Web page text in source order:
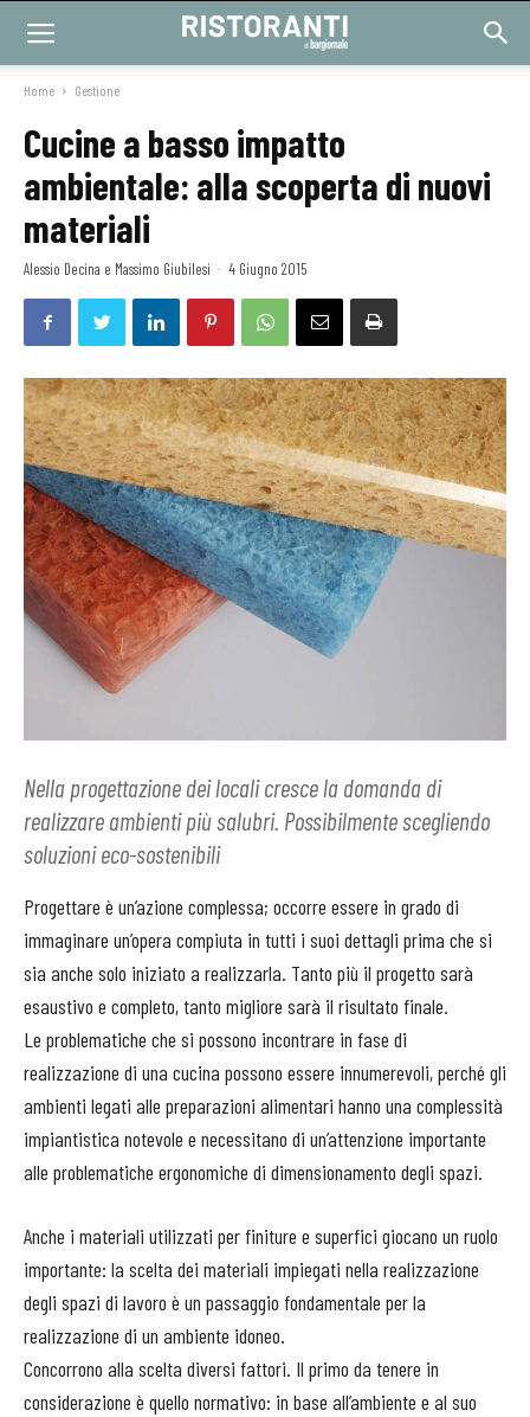
Home Gestione
Cucine a basso impatto
ambientale: alla scoperta di nuovi
materiali
Alessio Decina e Massimo Giubilesi - 4 Giugno 2015
Nella progettazione dei locali cresce la domanda di
realizzare ambienti più salubri. Possibilmente scegliendo
soluzioni eco-sostenibili
Progettare è un’azione complessa; occorre essere in grado di
immaginare un’opera compiuta in tutti i suoi dettagli prima che si
sia anche solo iniziato a realizzarla. Tanto più il progetto sarà
esaustivo e completo, tanto migliore sarà il risultato finale.
Le problematiche che si possono incontrare in fase di
realizzazione di una cucina possono essere innumerevoli, perché gli
ambienti legati alle preparazioni alimentari hanno una complessità
impiantistica notevole e necessitano di un’attenzione importante
alle problematiche ergonomiche di dimensionamento degli spazi.
Anche i materiali utilizzati per finiture e superfici giocano un ruolo
importante: la scelta dei materiali impiegati nella realizzazione
degli spazi di lavoro è un passaggio fondamentale per la
realizzazione di un ambiente idoneo.
Concorrono alla scelta diversi fattori. Il primo da tenere in
considerazione è quello normativo: in base all’ambiente e al suo